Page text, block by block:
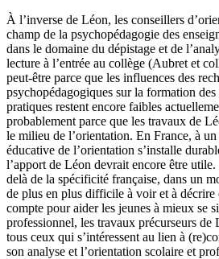
À l’inverse de Léon, les conseillers
champ de la psychopédagogie des
dans le domaine du dépistage et de
lecture à l’entrée au collège (Aubret et
peut-être parce que les influences des
psychopédagogiques sur la formation des
pratiques restent encore faibles
probablement parce que les travaux de
le milieu de l’orientation. En France, à
éducative de l’orientation s’installe
l’apport de Léon devrait encore être
delà de la spécificité française, dans un
de plus en plus difficile à voir et à décrire
compte pour aider les jeunes à mieux se
professionnel, les travaux précurseurs de
tous ceux qui s’intéressent au lien à
son analyse et l’orientation scolaire et